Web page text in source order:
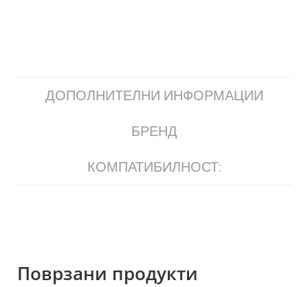
ДОПОЛНИТЕЛНИ ИНФОРМАЦИИ
БРЕНД
КОМПАТИБИЛНОСТ:
Поврзани продукти